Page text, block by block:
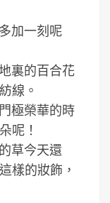
加一刻呢
裏的百合花
線。
極榮華的時
呢！
草今天還
樣的妝飾，